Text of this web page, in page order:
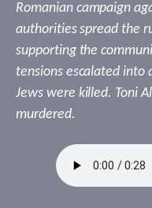
Romanian campaign
authorities spread the
supporting the
tensions escalated into
Jews were killed. Toni
murdered.